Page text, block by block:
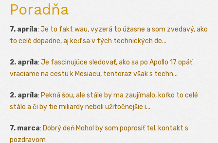
Poradňa
7. apríla: Je to fakt wau, vyzerá to úžasne a som zvedavý, ako
to celé dopadne, aj keď sa v tých technických de...
2. apríla: Je fascinujúce sledovať, ako sa po Apollo 17 opäť
vraciame na cestu k Mesiacu, tentoraz však s techn...
2. apríla: Pekná šou, ale stále by ma zaujímalo, koľko to celé
stálo a či by tie miliardy neboli užitočnejšie i...
7. marca: Dobrý deň Mohol by som poprosiť tel. kontakt s
pozdravom